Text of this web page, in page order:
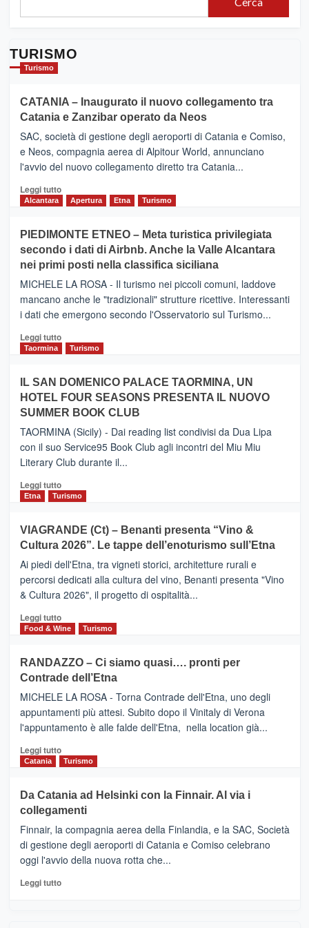
TURISMO
Turismo
CATANIA – Inaugurato il nuovo collegamento tra
Catania e Zanzibar operato da Neos
SAC, società di gestione degli aeroporti di Catania e Comiso,
e Neos, compagnia aerea di Alpitour World, annunciano
l'avvio del nuovo collegamento diretto tra Catania...
Leggi tuttoLeggi
CATANIA
–
Inaugurato
il
nuovo
collegamento
tra
e
Zanzibar
da
Neos
Alcantara Apertura Etna Turismo
PIEDIMONTE ETNEO – Meta turistica privilegiata
secondo i dati di Airbnb. Anche la Valle Alcantara
nei primi posti nella classifica siciliana
MICHELE LA ROSA - Il turismo nei piccoli comuni, laddove
mancano anche le "tradizionali" strutture ricettive. Interessanti
i dati che emergono secondo l'Osservatorio sul Turismo...
Leggi tuttoLeggi
PIEDIMONTE
ETNEO
–
Meta
turistica
privilegiata
secondo
dati
di
Anche
la
Alcantara
nei
primi
nella
classifica
Taormina Turismo
IL SAN DOMENICO PALACE TAORMINA, UN
HOTEL FOUR SEASONS PRESENTA IL NUOVO
SUMMER BOOK CLUB
TAORMINA (Sicily) - Dai reading list condivisi da Dua Lipa
con il suo Service95 Book Club agli incontri del Miu Miu
Literary Club durante il...
Leggi tuttoLeggi
di
IL
SAN
DOMENICO
PALACE
TAORMINA,
UN
HOTEL
FOUR
IL
NUOVO
SUMMER
CLUB
Etna Turismo
VIAGRANDE (Ct) – Benanti presenta “Vino &
Cultura 2026”. Le tappe dell’enoturismo sull’Etna
Ai piedi dell'Etna, tra vigneti storici, architetture rurali e
percorsi dedicati alla cultura del vino, Benanti presenta "Vino
& Cultura 2026", il progetto di ospitalità...
Leggi tuttoLeggi
di
VIAGRANDE
(Ct)
–
Benanti
presenta
“Vino
&
Cultura
tappe
dell’enoturismo
Food & Wine Turismo
RANDAZZO – Ci siamo quasi…. pronti per
Contrade dell’Etna
MICHELE LA ROSA - Torna Contrade dell'Etna, uno degli
appuntamenti più attesi. Subito dopo il Vinitaly di Verona
l'appuntamento è alle falde dell'Etna, nella location già...
Leggi tuttoLeggi
di
RANDAZZO
–
Ci
siamo
quasi….
pronti
per
Catania Turismo
Da Catania ad Helsinki con la Finnair. Al via i
collegamenti
Finnair, la compagnia aerea della Finlandia, e la SAC, Società
di gestione degli aeroporti di Catania e Comiso celebrano
oggi l'avvio della nuova rotta che...
Leggi tuttoLeggi